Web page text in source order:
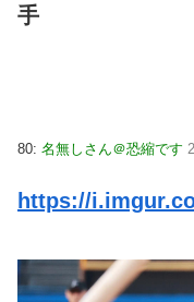
手
80: 名無しさん＠恐縮です
https://